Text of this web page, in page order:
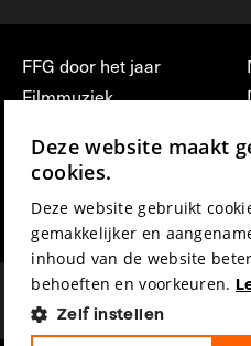
FFG door het jaar
Filmmuziek
Press & Industry
Film Fest Friends
Deze website maakt
cookies.
Deze website gebruikt
gemakkelijker en
inhoud van de website
behoeften en voorkeuren.
Zelf instellen